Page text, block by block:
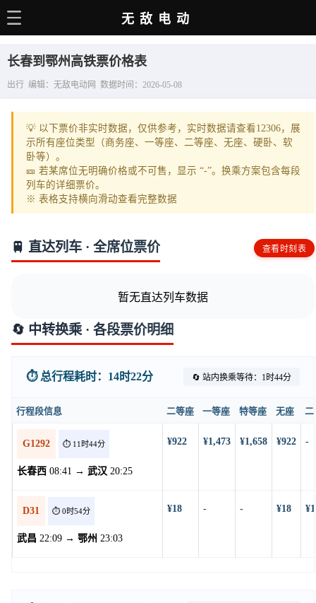
电动百科
电车手册
选车推荐
充电站
销量榜
无敌电动
长春到鄂州高铁票价格表
出行 编辑：无敌电动网 数据时间：2026-05-08
💡 以下票价非实时数据，仅供参考，实时数据请查看12306，展
示所有座位类型（商务座、一等座、二等座、无座、硬卧、软
卧等）。
🎫 若某席位无明确价格或不可售，显示 “-”。换乘方案包含每段
列车的详细票价。
※ 表格支持横向滑动查看完整数据
🚆 直达列车 · 全席位票价 查看时刻表
暂无直达列车数据
🔄 中转换乘 · 各段票价明细
⏱️ 总行程耗时：14时22分 🔄 站内换乘等待：1时44分
行程段信息 二等座 一等座 特等座 无座 二
G1292 ⏱️ 11时44分
长春西 08:41 → 武汉 20:25
¥922 ¥1,473 ¥1,658 ¥922 -
D31 ⏱️ 0时54分
武昌 22:09 → 鄂州 23:03
¥18 - - ¥18